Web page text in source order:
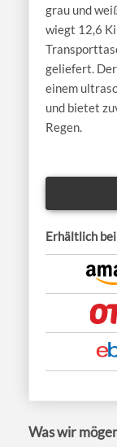
grau und
wiegt 12,6
geliefert.
einem
und bietet
Regen.
Erhältlich
Was wir